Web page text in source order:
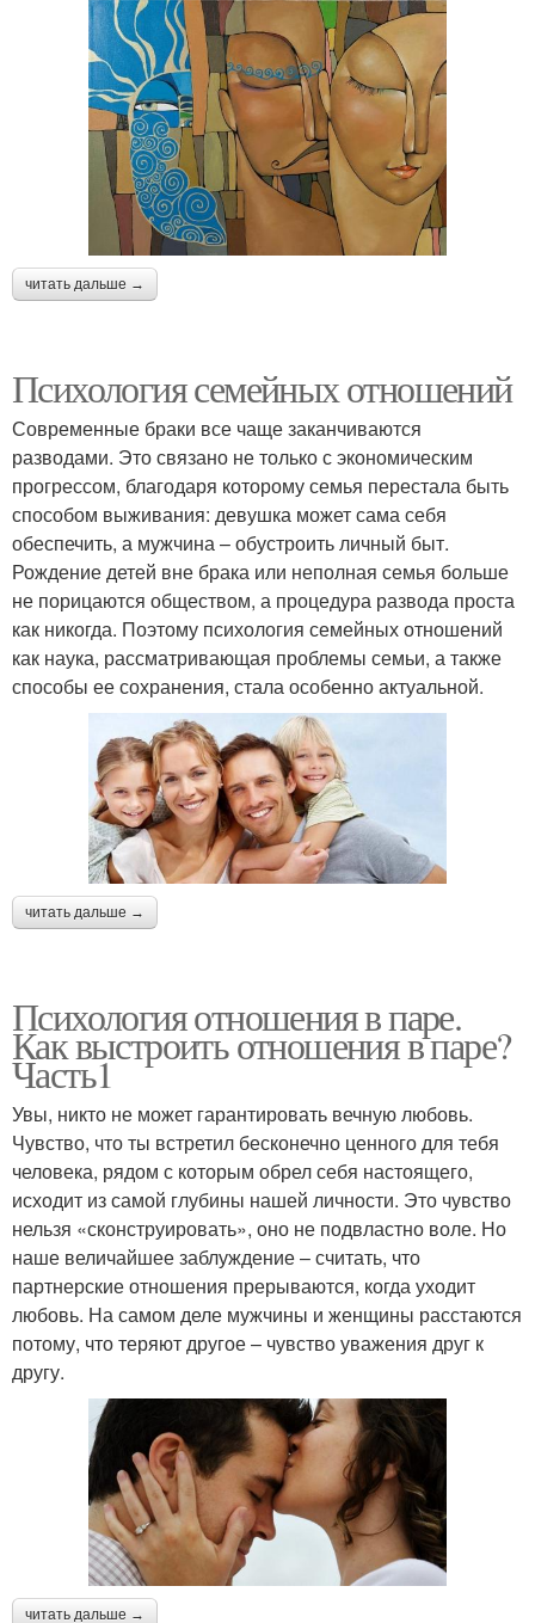
читать дальше →
Психология семейных отношений
Современные браки все чаще заканчиваются
разводами. Это связано не только с экономическим
прогрессом, благодаря которому семья перестала быть
способом выживания: девушка может сама себя
обеспечить, а мужчина – обустроить личный быт.
Рождение детей вне брака или неполная семья больше
не порицаются обществом, а процедура развода проста
как никогда. Поэтому психология семейных отношений
как наука, рассматривающая проблемы семьи, а также
способы ее сохранения, стала особенно актуальной.
читать дальше →
Психология отношения в паре.
Как выстроить отношения в паре?
Часть1
Увы, никто не может гарантировать вечную любовь.
Чувство, что ты встретил бесконечно ценного для тебя
человека, рядом с которым обрел себя настоящего,
исходит из самой глубины нашей личности. Это чувство
нельзя «сконструировать», оно не подвластно воле. Но
наше величайшее заблуждение – считать, что
партнерские отношения прерываются, когда уходит
любовь. На самом деле мужчины и женщины расстаются
потому, что теряют другое – чувство уважения друг к
другу.
читать дальше →